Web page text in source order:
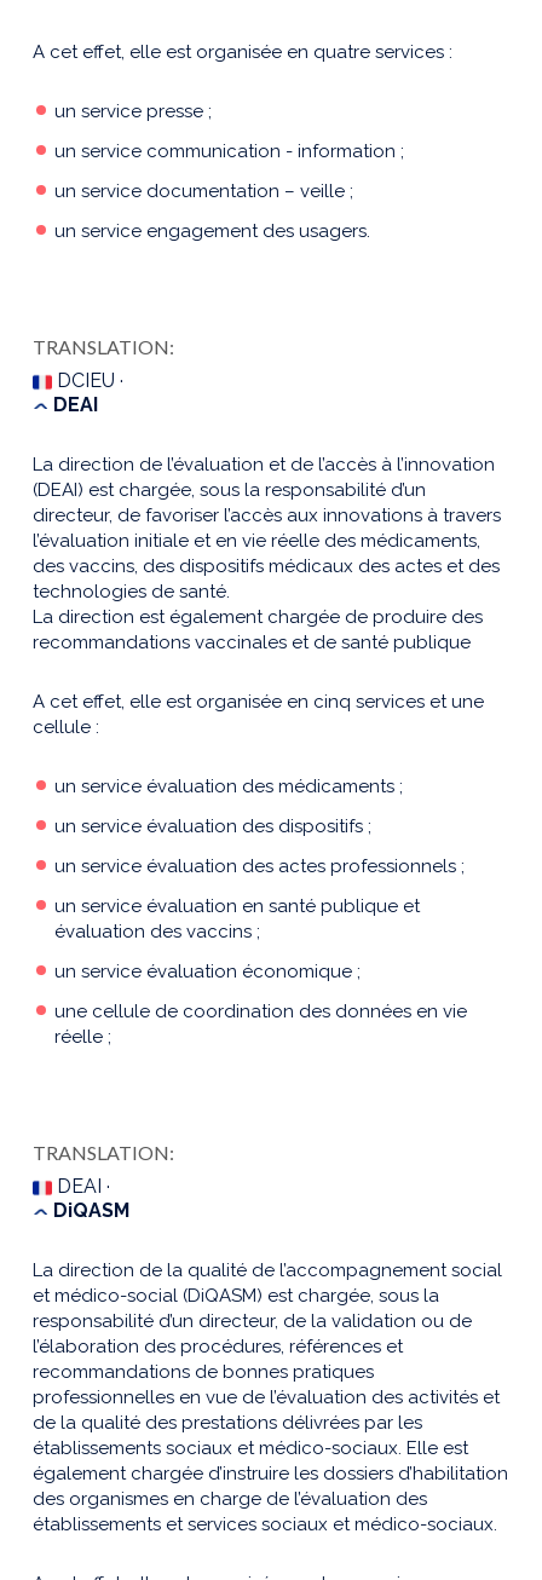
A cet effet, elle est organisée en quatre services :
un service presse ;
un service communication - information ;
un service documentation – veille ;
un service engagement des usagers.
TRANSLATION:
DCIEU ·
DEAI
La direction de l’évaluation et de l’accès à l’innovation
(DEAI) est chargée, sous la responsabilité d’un
directeur, de favoriser l’accès aux innovations à travers
l’évaluation initiale et en vie réelle des médicaments,
des vaccins, des dispositifs médicaux des actes et des
technologies de santé.
La direction est également chargée de produire des
recommandations vaccinales et de santé publique
A cet effet, elle est organisée en cinq services et une
cellule :
un service évaluation des médicaments ;
un service évaluation des dispositifs ;
un service évaluation des actes professionnels ;
un service évaluation en santé publique et
évaluation des vaccins ;
un service évaluation économique ;
une cellule de coordination des données en vie
réelle ;
TRANSLATION:
DEAI ·
DiQASM
La direction de la qualité de l’accompagnement social
et médico-social (DiQASM) est chargée, sous la
responsabilité d’un directeur, de la validation ou de
l’élaboration des procédures, références et
recommandations de bonnes pratiques
professionnelles en vue de l’évaluation des activités et
de la qualité des prestations délivrées par les
établissements sociaux et médico-sociaux. Elle est
également chargée d’instruire les dossiers d’habilitation
des organismes en charge de l’évaluation des
établissements et services sociaux et médico-sociaux.